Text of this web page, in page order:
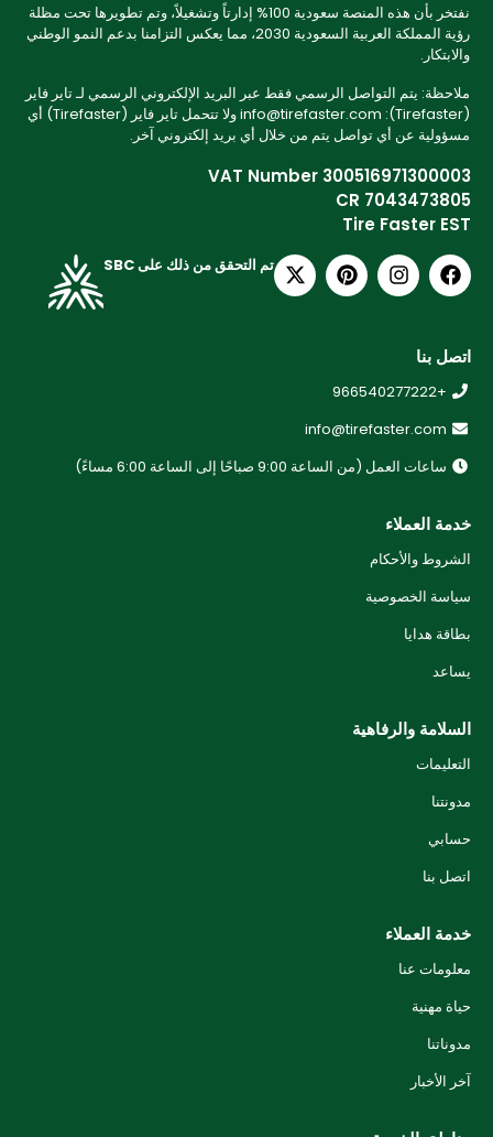
نفتخر بأن هذه المنصة سعودية 100% إدارتاً وتشغيلاً، وتم تطويرها تحت مظلة
رؤية المملكة العربية السعودية 2030، مما يعكس التزامنا بدعم النمو الوطني
والابتكار.
ملاحظة: يتم التواصل الرسمي فقط عبر البريد الإلكتروني الرسمي لـ تاير فاير
(Tirefaster): info@tirefaster.com ولا تتحمل تاير فاير (Tirefaster) أي
مسؤولية عن أي تواصل يتم من خلال أي بريد إلكتروني آخر.
VAT Number 300516971300003
CR 7043473805
Tire Faster EST
تم التحقق من ذلك على SBC
اتصل بنا
+966540277222
info@tirefaster.com
ساعات العمل (من الساعة 9:00 صباحًا إلى الساعة 6:00 مساءً)
خدمة العملاء
الشروط والأحكام
سياسة الخصوصية
بطاقة هدايا
يساعد
السلامة والرفاهية
التعليمات
مدونتنا
حسابي
اتصل بنا
خدمة العملاء
معلومات عنا
حياة مهنية
مدوناتنا
آخر الأخبار